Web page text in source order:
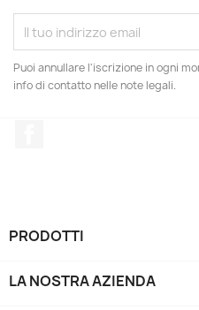
Puoi annullare l'iscrizione in ogni
info di contatto nelle note legali.
PRODOTTI
LA NOSTRA AZIENDA